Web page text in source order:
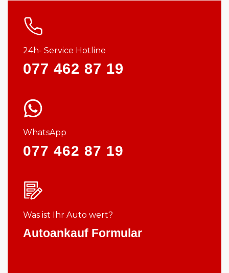
24h- Service Hotline
077 462 87 19
WhatsApp
077 462 87 19
Was ist Ihr Auto wert?
Autoankauf Formular